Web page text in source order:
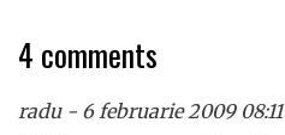
4 comments
radu - 6 februarie 2009 08:11